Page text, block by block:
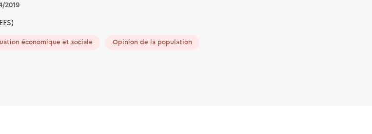
2019
économique et sociale Opinion de la population